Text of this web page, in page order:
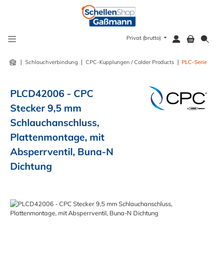
Privat (brutto)
| Schlauchverbindung | CPC-Kupplungen / Colder Products | PLC-Serie
PLCD42006 - CPC
Stecker 9,5 mm
Schlauchanschluss,
Plattenmontage, mit
Absperrventil, Buna-N
Dichtung
Bildergalerie überspringen